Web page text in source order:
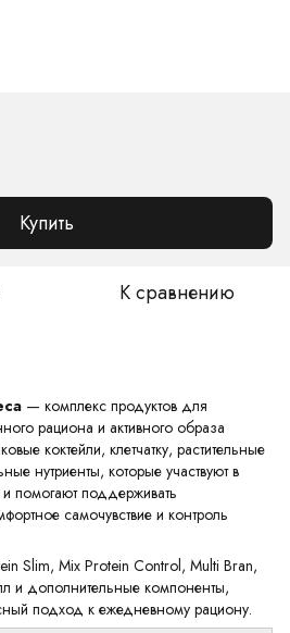
Купить
К сравнению
— комплекс продуктов для
рациона и активного образа
коктейли, клетчатку, растительные
нутриенты, которые участвуют в
помогают поддерживать
самочувствие и контроль
Slim, Mix Protein Control, Multi Bran,
и дополнительные компоненты,
подход к ежедневному рациону.